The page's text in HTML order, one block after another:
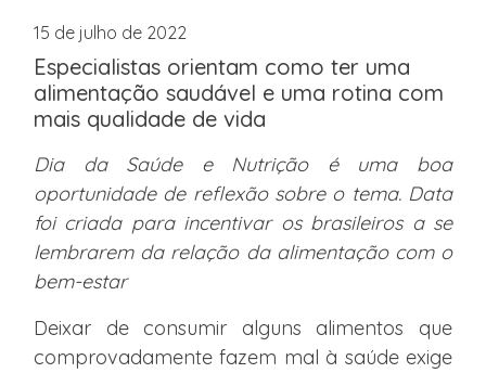
15 de julho de 2022
Especialistas orientam como ter uma
alimentação saudável e uma rotina com
mais qualidade de vida
Dia da Saúde e Nutrição é uma boa
oportunidade de reflexão sobre o tema. Data
foi criada para incentivar os brasileiros a se
lembrarem da relação da alimentação com o
bem-estar
Deixar de consumir alguns alimentos que
comprovadamente fazem mal à saúde exige